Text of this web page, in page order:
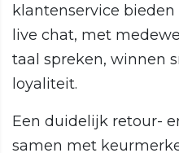
klantenservice
live chat, met
taal spreken, winnen
loyaliteit.
Een duidelijk retour-
samen met